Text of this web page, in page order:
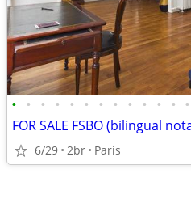
• • • • • • • • • • • • •
6/29 2br Paris